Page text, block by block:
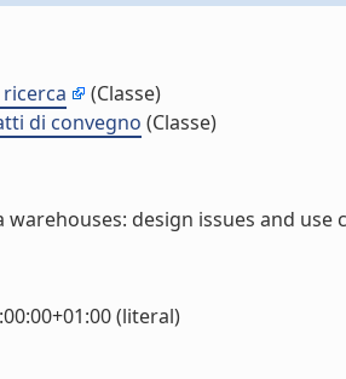
(Classe)
di convegno (Classe)
warehouses: design issues and
(literal)